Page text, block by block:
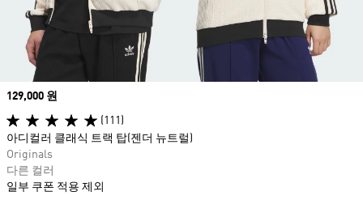
Price
129,000 원
(111)
아디컬러 클래식 트랙 탑(젠더 뉴트럴)
Originals
다른 컬러
일부 쿠폰 적용 제외